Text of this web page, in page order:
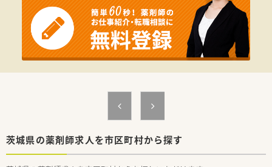
■在宅や教育等の専門性を活かせるスペシャリストを目指すこ
とも可能です。
■その他にも、管理部門や商品部門等の本社スタッフなど活動領
域は多種多様です。
■在宅実施店舗は年々増加しており、在宅医療へもしっかりと関
わる事ができます。
■育児休暇は3歳まで取得が可能で、時短制度は小学5年生まで
■年間休日が120日とワークライフバランスが整っています
■日用品から常備薬まで、従業員割引制度など嬉しいメリットも
茨城県の薬剤師求人を市区町村から探す